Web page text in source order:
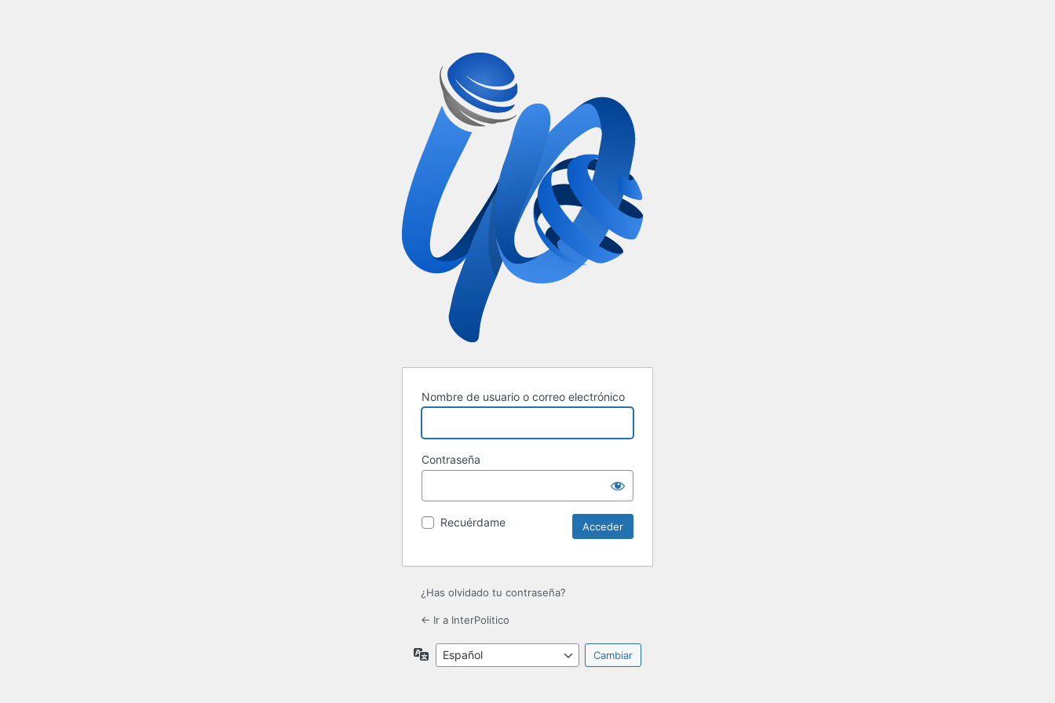
Nombre de usuario o correo electrónico
Contraseña
Recuérdame
¿Has olvidado tu contraseña?
← Ir a InterPolitico
Idioma